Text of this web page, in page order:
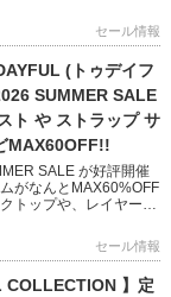
セール情報
(トゥデイフ
SUMMER SALE
ト や ストラップ サ
MAX60OFF!!
SALE が好評開催
がなんとMAX60%OFF
トップや、レイヤード
セール情報
COLLECTION 】定